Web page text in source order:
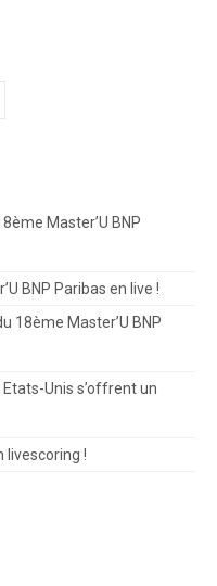
Master’U BNP
BNP Paribas en live !
18ème Master’U BNP
Etats-Unis s’offrent un
livescoring !